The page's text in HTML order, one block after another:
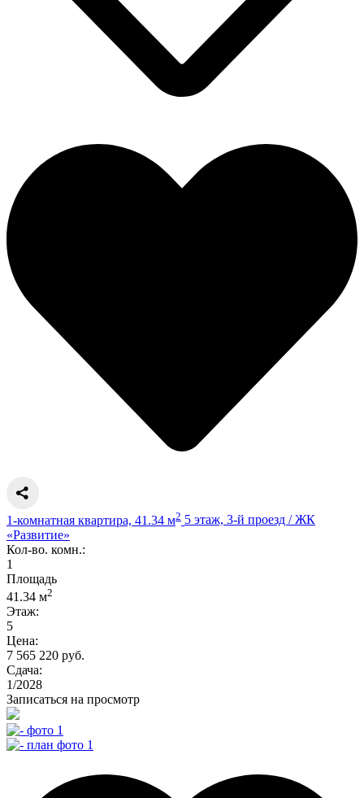
1-комнатная квартира, 41.34 м2 5 этаж, 3-й проезд / ЖК
«Развитие»
Кол-во. комн.:
1
Площадь
41.34 м2
Этаж:
5
Цена:
7 565 220 руб.
Сдача:
1/2028
Записаться на просмотр